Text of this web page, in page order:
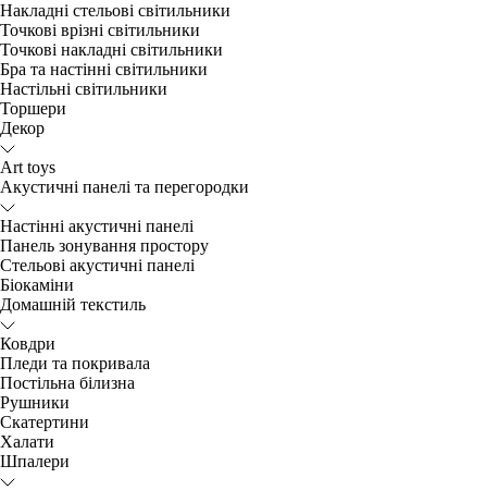
Накладні стельові світильники
Точкові врізні світильники
Точкові накладні світильники
Бра та настінні світильники
Настільні світильники
Торшери
Декор
Art toys
Акустичні панелі та перегородки
Настінні акустичні панелі
Панель зонування простору
Стельові акустичні панелі
Біокаміни
Домашній текстиль
Ковдри
Пледи та покривала
Постільна білизна
Рушники
Скатертини
Халати
Шпалери